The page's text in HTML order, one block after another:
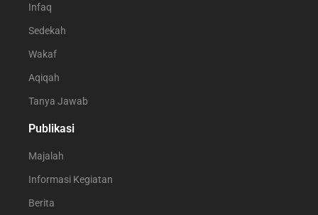
Infaq
Sedekah
Wakaf
Aqiqah
Tanya Jawab
Publikasi
Majalah
Informasi Kegiatan
Berita